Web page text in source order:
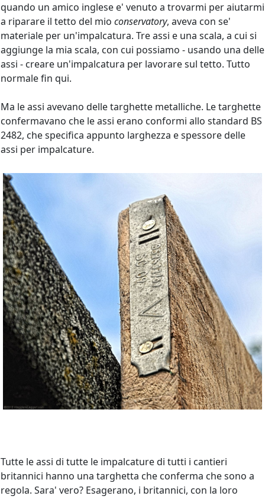
quando un amico inglese e' venuto a trovarmi per aiutarmi
a riparare il tetto del mio conservatory, aveva con se'
materiale per un'impalcatura. Tre assi e una scala, a cui si
aggiunge la mia scala, con cui possiamo - usando una delle
assi - creare un'impalcatura per lavorare sul tetto. Tutto
normale fin qui.
Ma le assi avevano delle targhette metalliche. Le targhette
confermavano che le assi erano conformi allo standard BS
2482, che specifica appunto larghezza e spessore delle
assi per impalcature.
Tutte le assi di tutte le impalcature di tutti i cantieri
britannici hanno una targhetta che conferma che sono a
regola. Sara' vero? Esagerano, i britannici, con la loro